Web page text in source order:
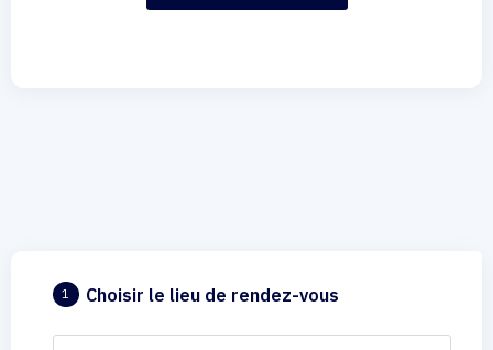
1 Choisir le lieu de rendez-vous